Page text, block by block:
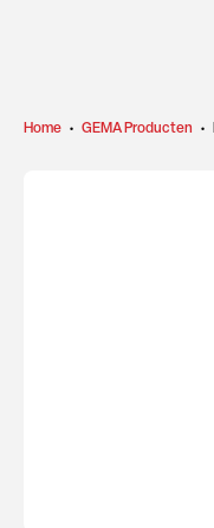
Home • GEMA Producten •